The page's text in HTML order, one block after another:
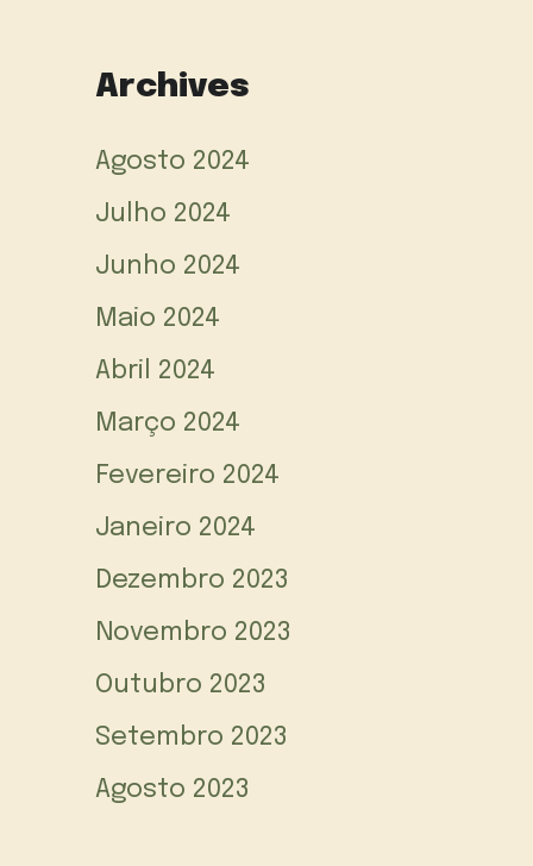
Archives
Agosto 2024
Julho 2024
Junho 2024
Maio 2024
Abril 2024
Março 2024
Fevereiro 2024
Janeiro 2024
Dezembro 2023
Novembro 2023
Outubro 2023
Setembro 2023
Agosto 2023